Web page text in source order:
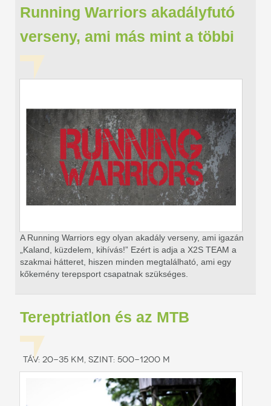
Running Warriors akadályfutó
verseny, ami más mint a többi
A Running Warriors egy olyan akadály verseny, ami igazán
„Kaland, küzdelem, kihívás!” Ezért is adja a X2S TEAM a
szakmai hátteret, hiszen minden megtalálható, ami egy
kőkemény terepsport csapatnak szükséges.
Tereptriatlon és az MTB
Táv: 20-35 km, szint: 500-1200 m